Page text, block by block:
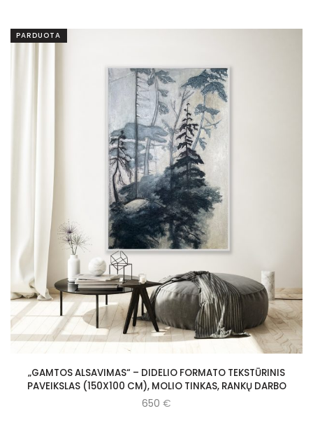
PARDUOTA
„GAMTOS ALSAVIMAS“ – DIDELIO FORMATO TEKSTŪRINIS
PAVEIKSLAS (150X100 CM), MOLIO TINKAS, RANKŲ DARBO
650 €